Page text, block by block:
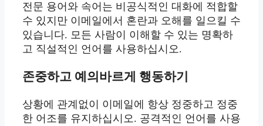
전문 용어와 속어는 비공식적인 대화에 적합할
수 있지만 이메일에서 혼란과 오해를 일으킬 수
있습니다. 모든 사람이 이해할 수 있는 명확하
고 직설적인 언어를 사용하십시오.
존중하고 예의바르게 행동하기
상황에 관계없이 이메일에 항상 정중하고 정중
한 어조를 유지하십시오. 공격적인 언어를 사용